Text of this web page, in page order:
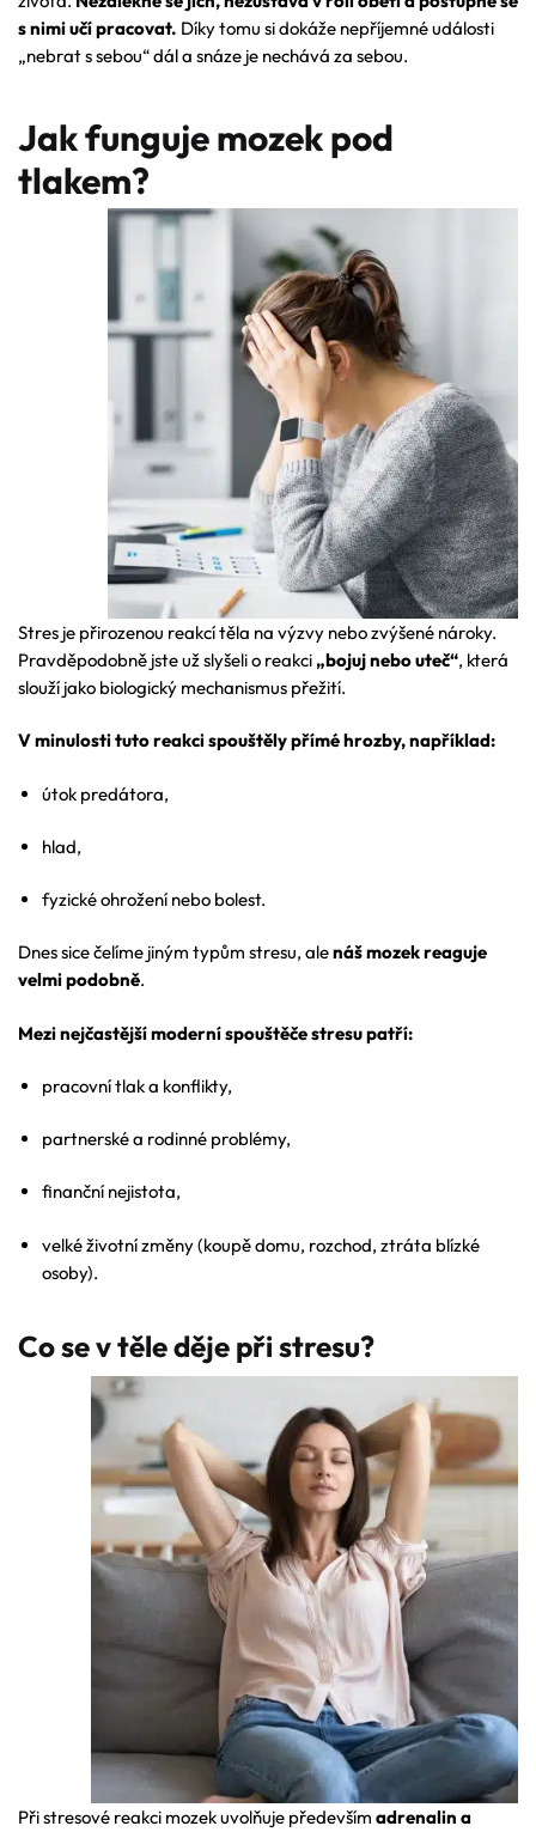
s nimi učí pracovat. Díky tomu si dokáže nepříjemné události
„nebrat s sebou“ dál a snáze je nechává za sebou.
Jak funguje mozek pod
tlakem?
Stres je přirozenou reakcí těla na výzvy nebo zvýšené nároky.
Pravděpodobně jste už slyšeli o reakci„bojuj nebo uteč“, která
slouží jako biologický mechanismus přežití.
V minulosti tuto reakci spouštěly přímé hrozby, například:
útok predátora,
hlad,
fyzické ohrožení nebo bolest.
Dnes sice čelíme jiným typům stresu, alenáš mozek reaguje
velmi podobně.
Mezi nejčastější moderní spouštěče stresu patří:
pracovní tlak a konflikty,
partnerské a rodinné problémy,
finanční nejistota,
velké životní změny (koupě domu, rozchod, ztráta blízké
osoby).
Co se v těle děje při stresu?
Při stresové reakci mozek uvolňuje především adrenalin a